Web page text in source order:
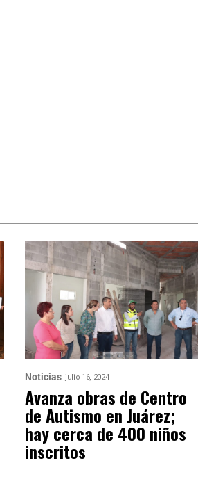
Noticias julio 16, 2024
Avanza obras de Centro
de Autismo en Juárez;
hay cerca de 400 niños
inscritos